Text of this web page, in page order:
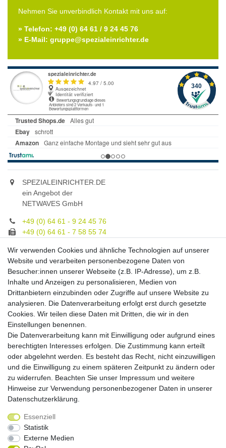
Nehmen Sie unverbindlich Kontakt mit uns auf:
» Telefon: +49 (0) 64 61 / 9 24 45 76
» E-Mail: gruppe@spezialeinrichter.de
SPEZIALEINRICHTER.DE
ein Angebot der
NETWAVES GmbH
+49 (0) 64 61 - 9 24 45 76
+49 (0) 64 61 - 7 58 55 74
Unsere Fachberatung:
Montag - Freitag, 9.00 - 21.00
Zahlungsmöglichkeiten
Versandkosten
Versandarten
Auslandsversand, Hochgebirgs- oder
Insellieferung
Widerrufs­recht
Wir verwenden Cookies und ähnliche Technologien auf unserer
Website und verarbeiten personenbezogene Daten von
Besucher:innen unserer Webseite (z.B. IP-Adresse), um z.B.
Inhalte und Anzeigen zu personalisieren, Medien von
Drittanbietern einzubinden oder Zugriffe auf unsere Website zu
analysieren. Die Datenverarbeitung erfolgt erst durch gesetzte
Cookies. Wir teilen diese Daten mit Dritten, die wir in den
Einstellungen benennen.
Die Datenverarbeitung kann mit Einwilligung oder aufgrund eines
berechtigten Interesses erfolgen. Die Zustimmung kann erteilt
oder abgelehnt werden. Es besteht das Recht, nicht einzuwilligen
und die Einwilligung zu einem späteren Zeitpunkt zu ändern oder
zu widerrufen. Beachten Sie unser Impressum und weitere
Hinweise zur Verwendung personenbezogener Daten in unserer
Daten­schutz­erklärung
Essenziell
Statistik
Externe Medien